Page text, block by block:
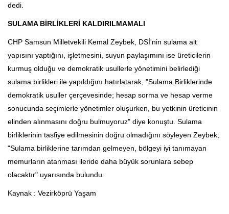
dedi.
SULAMA BİRLİKLERİ KALDIRILMAMALI
CHP Samsun Milletvekili Kemal Zeybek, DSİ'nin sulama alt
yapısını yaptığını, işletmesini, suyun paylaşımını ise üreticilerin
kurmuş olduğu ve demokratik usullerle yönetimini belirlediği
sulama birlikleri ile yapıldığını hatırlatarak, "Sulama Birliklerinde
demokratik usuller çerçevesinde; hesap sorma ve hesap verme
sonucunda seçimlerle yönetimler oluşurken, bu yetkinin üreticinin
elinden alınmasını doğru bulmuyoruz" diye konuştu. Sulama
birliklerinin tasfiye edilmesinin doğru olmadığını söyleyen Zeybek,
"Sulama birliklerine tarımdan gelmeyen, bölgeyi iyi tanımayan
memurların atanması ileride daha büyük sorunlara sebep
olacaktır" uyarısında bulundu.
Kaynak : Vezirköprü Yaşam